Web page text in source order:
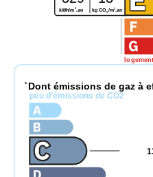
kWh/m2.an kg CO2/m2 .an
* Dont émissions de gaz à
peu d'émissions de CO2